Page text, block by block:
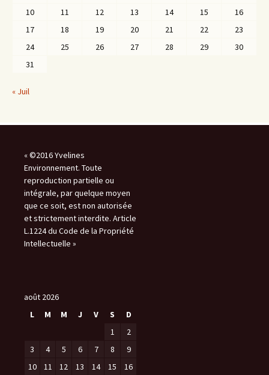
10
11 12 13 14 15
16
17
18 19 20 21 22
23
24
25 26 27 28 29
30
31
« Juil
« ©2016 Yvelines
Environnement. Toute
reproduction partielle ou
intégrale, par quelque moyen
que ce soit, est non autorisée
et strictement interdite. Article
L.1224 du Code de la Propriété
Intellectuelle »
août 2026
L
M M J V S
D
1
2
3
4 5 6 7 8
9
10
11 12 13 14 15
16